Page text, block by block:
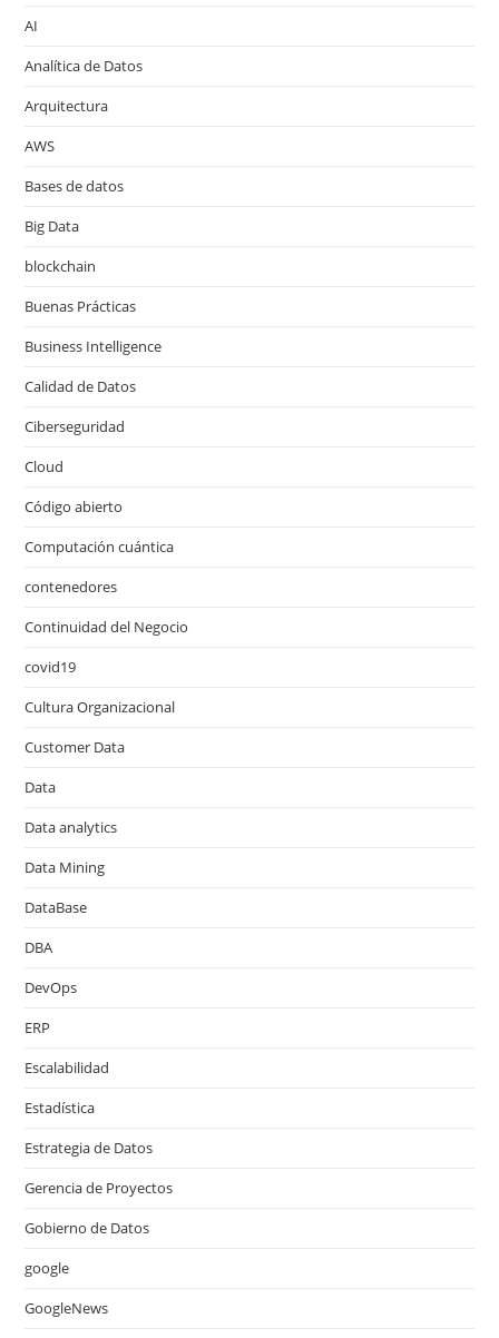
AI
Analítica de Datos
Arquitectura
AWS
Bases de datos
Big Data
blockchain
Buenas Prácticas
Business Intelligence
Calidad de Datos
Ciberseguridad
Cloud
Código abierto
Computación cuántica
contenedores
Continuidad del Negocio
covid19
Cultura Organizacional
Customer Data
Data
Data analytics
Data Mining
DataBase
DBA
DevOps
ERP
Escalabilidad
Estadística
Estrategia de Datos
Gerencia de Proyectos
Gobierno de Datos
google
GoogleNews